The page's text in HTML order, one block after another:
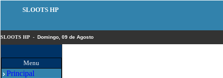
SLOOTS HP
SLOOTS HP - Domingo, 09 de Agosto
Menu
Principal